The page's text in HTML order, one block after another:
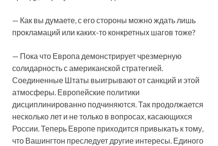
— Как вы думаете, с его стороны можно ждать лишь
прокламаций или каких-то конкретных шагов тоже?
— Пока что Европа демонстрирует чрезмерную
солидарность с американской стратегией.
Соединенные Штаты выигрывают от санкций и этой
атмосферы. Европейские политики
дисциплинированно подчиняются. Так продолжается
несколько лет и не только в вопросах, касающихся
России. Теперь Европе приходится привыкать к тому,
что Вашингтон преследует другие интересы. Единого